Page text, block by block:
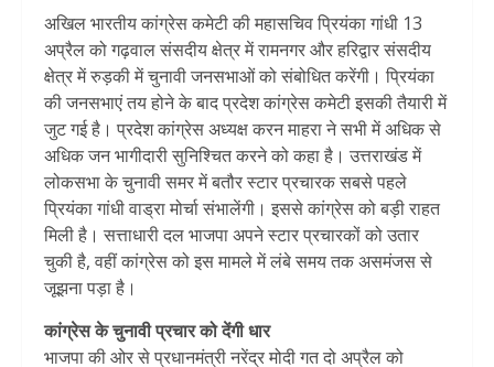
अखिल भारतीय कांग्रेस कमेटी की महासचिव प्रियंका गांधी 13
अप्रैल को गढ़वाल संसदीय क्षेत्र में रामनगर और हरिद्वार संसदीय
क्षेत्र में रुड़की में चुनावी जनसभाओं को संबोधित करेंगी। प्रियंका
की जनसभाएं तय होने के बाद प्रदेश कांग्रेस कमेटी इसकी तैयारी में
जुट गई है। प्रदेश कांग्रेस अध्यक्ष करन माहरा ने सभी में अधिक से
अधिक जन भागीदारी सुनिश्चित करने को कहा है। उत्तराखंड में
लोकसभा के चुनावी समर में बतौर स्टार प्रचारक सबसे पहले
प्रियंका गांधी वाड्रा मोर्चा संभालेंगी। इससे कांग्रेस को बड़ी राहत
मिली है। सत्ताधारी दल भाजपा अपने स्टार प्रचारकों को उतार
चुकी है, वहीं कांग्रेस को इस मामले में लंबे समय तक असमंजस से
जूझना पड़ा है।
कांग्रेस के चुनावी प्रचार को देंगी धार
भाजपा की ओर से प्रधानमंत्री नरेंद्र मोदी गत दो अप्रैल को